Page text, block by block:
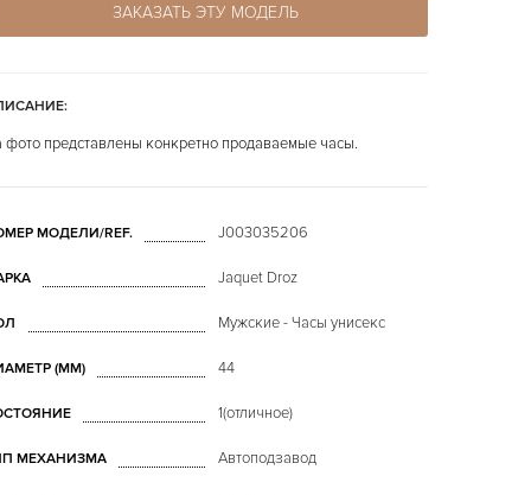
ЗАКАЗАТЬ ЭТУ МОДЕЛЬ
фото представлены конкретно продаваемые часы.
МОДЕЛИ/REF. J003035206
Jaquet Droz
Мужские - Часы унисекс
(MM) 44
1(отличное)
МЕХАНИЗМА Автоподзавод